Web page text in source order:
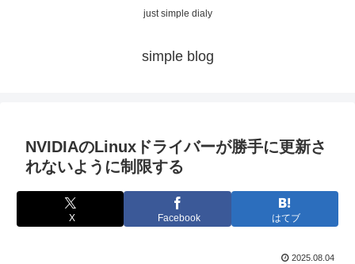
just simple dialy
simple blog
NVIDIAのLinuxドライバーが勝手に更新さ
れないように制限する
X Facebook はてブ
2025.08.04